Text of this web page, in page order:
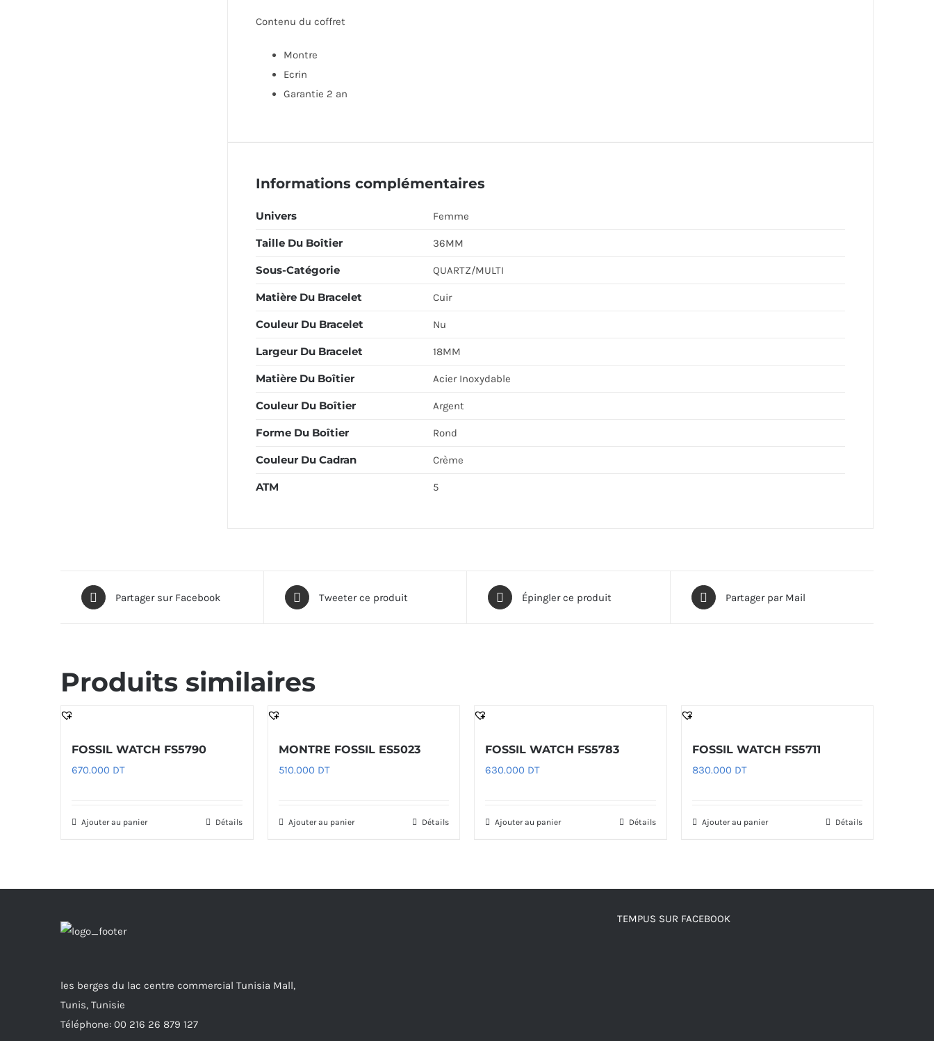
Contenu du coffret
Montre
Ecrin
Garantie 2 an
Informations complémentaires
Univers Femme
Taille Du Boîtier 36MM
Sous-Catégorie QUARTZ/MULTI
Matière Du Bracelet Cuir
Couleur Du Bracelet Nu
Largeur Du Bracelet 18MM
Matière Du Boîtier Acier Inoxydable
Couleur Du Boîtier Argent
Forme Du Boîtier Rond
Couleur Du Cadran Crème
ATM 5
Partager sur Facebook Tweeter ce produit Épingler ce produit Partager par Mail
Produits similaires
FOSSIL WATCH FS5790
670.000 DT
Ajouter au panier Détails
MONTRE FOSSIL ES5023
510.000 DT
Ajouter au panier Détails
FOSSIL WATCH FS5783
630.000 DT
Ajouter au panier Détails
FOSSIL WATCH FS5711
830.000 DT
Ajouter au panier Détails
les berges du lac centre commercial Tunisia Mall,
Tunis, Tunisie
Téléphone: 00 216 26 879 127
TEMPUS SUR FACEBOOK